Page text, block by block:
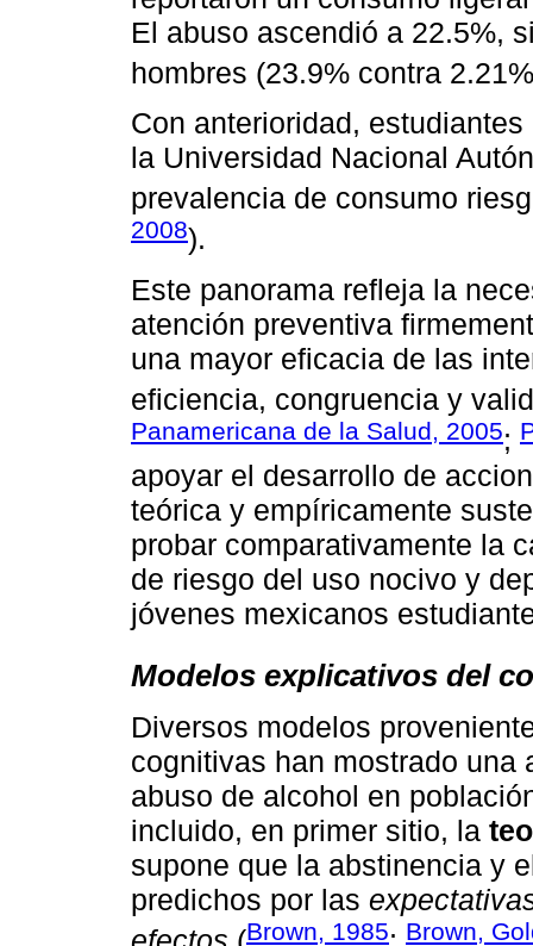
El abuso ascendió a 22.5%,
hombres (23.9% contra
Con anterioridad,
la Universidad Nacional
prevalencia de consumo
2008).
Este panorama refleja la
atención preventiva
una mayor eficacia de las
eficiencia, congruencia y
Panamericana de la Salud, 2005;
apoyar el desarrollo de
teórica y empíricamente
probar comparativamente la
de riesgo del uso nocivo y
jóvenes mexicanos
Modelos explicativos del
Diversos modelos
cognitivas han mostrado
abuso de alcohol en
incluido, en primer sitio, la
supone que la abstinencia y
predichos por las
Brown, 1985 Brown,